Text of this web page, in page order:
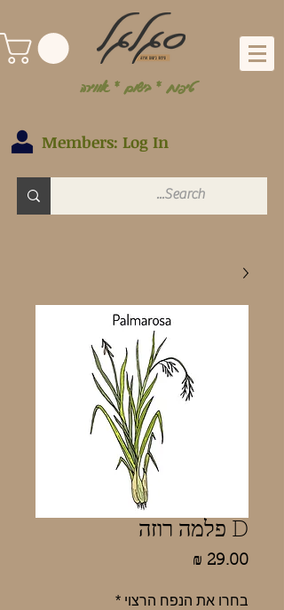
טיפוח * בישום * אווירה
Members: Log In
D פלמה רוזה
בחרו את הנפח הרצוי *